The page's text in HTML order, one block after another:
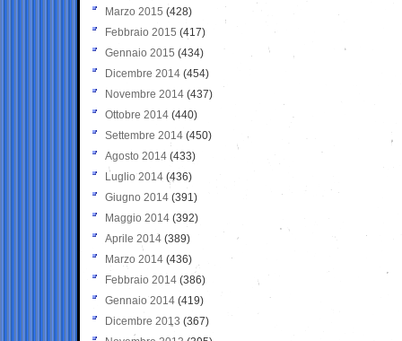
Marzo 2015 (428)
Febbraio 2015 (417)
Gennaio 2015 (434)
Dicembre 2014 (454)
Novembre 2014 (437)
Ottobre 2014 (440)
Settembre 2014 (450)
Agosto 2014 (433)
Luglio 2014 (436)
Giugno 2014 (391)
Maggio 2014 (392)
Aprile 2014 (389)
Marzo 2014 (436)
Febbraio 2014 (386)
Gennaio 2014 (419)
Dicembre 2013 (367)